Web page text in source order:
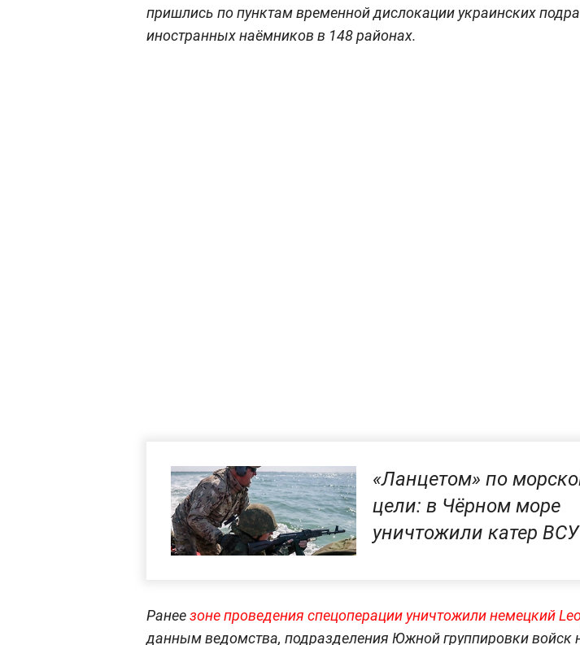
пришлись по пунктам временной дислокации украинских
иностранных наёмников в 148 районах.
«Ланцетом» по
цели: в Чёрном море
уничтожили катер ВСУ
Ранеезоне проведения спецоперации уничтожили немецкий
данным ведомства, подразделения Южной группировки войск